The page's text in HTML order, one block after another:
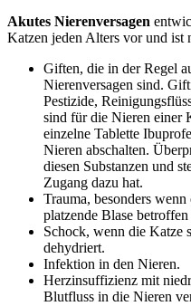
Akutes Nierenversagen
Katzen jeden Alters vor und ist
Giften, die in der Regel
Nierenversagen sind.
Pestizide,
sind für die Nieren einer
einzelne Tablette
Nieren abschalten.
diesen Substanzen und
Zugang dazu hat.
Trauma, besonders
platzende Blase betroffen
Schock, wenn die Katze
dehydriert.
Infektion in den Nieren.
Herzinsuffizienz mit
Blutfluss in die Nieren